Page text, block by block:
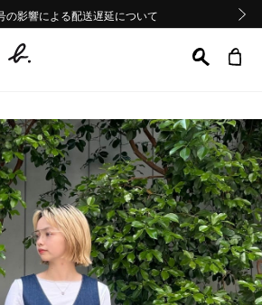
震の影響による配送遅延について
Sale 2buy10%OFF!!
の影響による配送遅延について
震の影響による配送遅延について
Sale 2buy10%OFF!!